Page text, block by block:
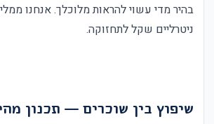
בהיר מדי עשוי להראות מלוכלך. אנחנו
ניטרליים שקל לתחזוקה.
שיפוץ בין שוכרים — תכנון